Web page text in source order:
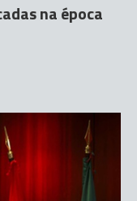
na época